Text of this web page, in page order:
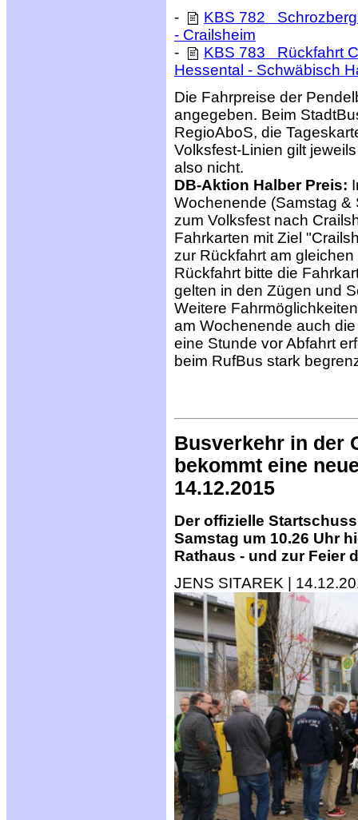
-
KBS 782 Schrozberg
- Crailsheim
-
KBS 783 Rückfahrt
Hessental - Schwäbisch
Die Fahrpreise der
angegeben. Beim
RegioAboS, die
Volksfest-Linien gilt
also nicht.
DB-Aktion Halber Preis:
Wochenende (Samstag &
zum Volksfest nach
Fahrkarten mit Ziel
zur Rückfahrt am
Rückfahrt bitte die
gelten in den Zügen und
Weitere
am Wochenende auch
eine Stunde vor Abfahrt
beim RufBus stark
Busverkehr in der
bekommt eine
14.12.2015
Der offizielle
Samstag um 10.26 Uhr
Rathaus - und zur Feier
JENS SITAREK |